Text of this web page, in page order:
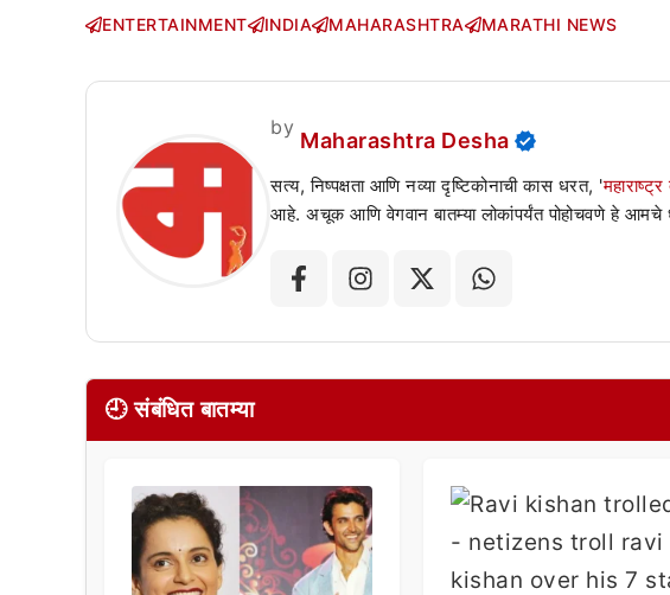
ENTERTAINMENT INDIA MAHARASHTRA MARATHI NEWS
by
Maharashtra Desha
सत्य, निष्पक्षता आणि नव्या दृष्टिकोनाची कास धरत, '
आहे. अचूक आणि वेगवान बातम्या लोकांपर्यंत पोहोचवणे हे
🕘 संबंधित बातम्या